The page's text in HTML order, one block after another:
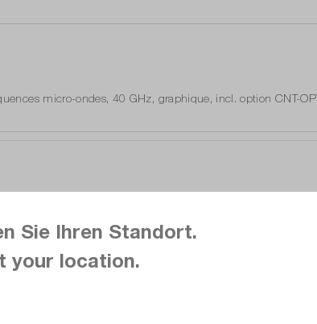
micro-ondes, 40 GHz, graphique, incl. option CNT-
à 10 jours ouvrables
micro-ondes, 27 GHz, graphique, incl. option CNT-
à 10 jours ouvrables
Sie Ihren Standort.
your location.